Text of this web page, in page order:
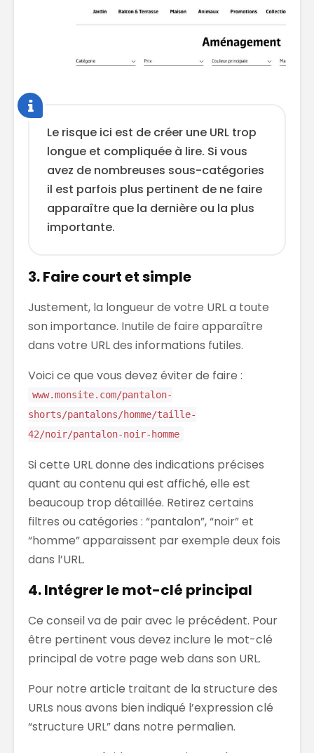
Le risque ici est de créer une URL trop
longue et compliquée à lire. Si vous
avez de nombreuses sous-catégories
il est parfois plus pertinent de ne faire
apparaître que la dernière ou la plus
importante.
3. Faire court et simple
Justement, la longueur de votre URL a toute
son importance. Inutile de faire apparaître
dans votre URL des informations futiles.
Voici ce que vous devez éviter de faire :
www.monsite.com/pantalon-
shorts/pantalons/homme/taille-
42/noir/pantalon-noir-homme
Si cette URL donne des indications précises
quant au contenu qui est affiché, elle est
beaucoup trop détaillée. Retirez certains
filtres ou catégories : “pantalon”, “noir” et
“homme” apparaissent par exemple deux fois
dans l’URL.
4. Intégrer le mot-clé principal
Ce conseil va de pair avec le précédent. Pour
être pertinent vous devez inclure le mot-clé
principal de votre page web dans son URL.
Pour notre article traitant de la structure des
URLs nous avons bien indiqué l’expression clé
“structure URL” dans notre permalien.